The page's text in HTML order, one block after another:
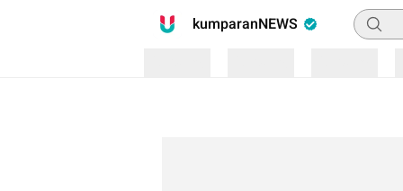
kumparanNEWS